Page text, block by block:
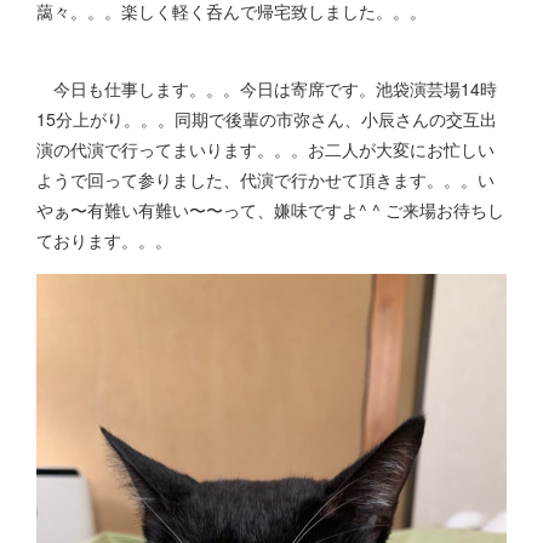
藹々。。。楽しく軽く呑んで帰宅致しました。。。
今日も仕事します。。。今日は寄席です。池袋演芸場14時
15分上がり。。。同期で後輩の市弥さん、小辰さんの交互出
演の代演で行ってまいります。。。お二人が大変にお忙しい
ようで回って参りました、代演で行かせて頂きます。。。い
やぁ〜有難い有難い〜〜って、嫌味ですよ^ ^ ご来場お待ちし
ております。。。